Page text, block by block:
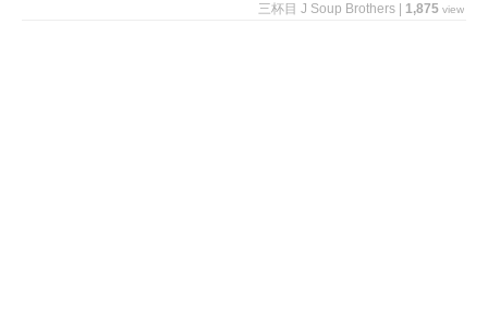
三杯目 J Soup Brothers
1,875 view